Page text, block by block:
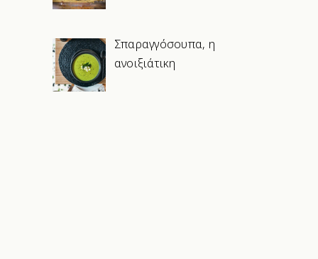
Σπαραγγόσουπα, η
ανοιξιάτικη